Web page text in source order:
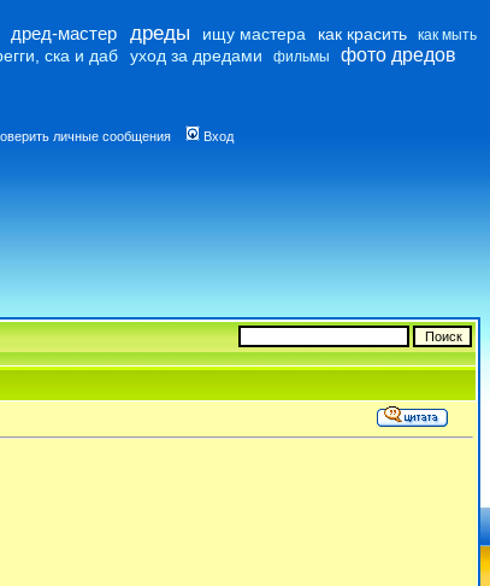
дред-мастер дреды ищу мастера как красить как мыть
ска и даб уход за дредами фильмы фото дредов
личные сообщения Вход